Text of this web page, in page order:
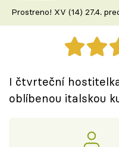
Recepty z TV
Speciál: Cuketa
Sledujte prima+
Prostreno! XV (14) 27.4.
I čtvrteční
oblíbenou italskou